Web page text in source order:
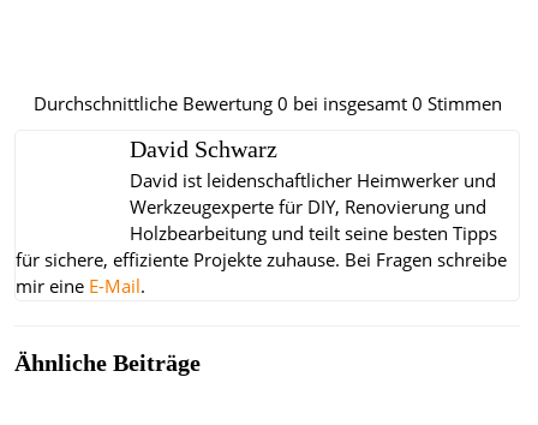
Durchschnittliche Bewertung0 bei insgesamt0 Stimmen
David Schwarz
David ist leidenschaftlicher Heimwerker und
Werkzeugexperte für DIY, Renovierung und
Holzbearbeitung und teilt seine besten Tipps
für sichere, effiziente Projekte zuhause. Bei Fragen schreibe
mir eine E-Mail.
Ähnliche Beiträge